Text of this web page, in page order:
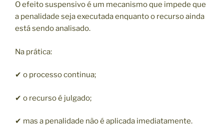
O efeito suspensivo é um mecanismo que impede que
a penalidade seja executada enquanto o recurso ainda
está sendo analisado.
Na prática:
✔ o processo continua;
✔ o recurso é julgado;
✔ mas a penalidade não é aplicada imediatamente.